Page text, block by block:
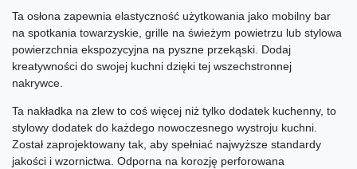
Ta osłona zapewnia elastyczność użytkowania jako mobilny bar
na spotkania towarzyskie, grille na świeżym powietrzu lub stylowa
powierzchnia ekspozycyjna na pyszne przekąski. Dodaj
kreatywności do swojej kuchni dzięki tej wszechstronnej
nakrywce.
Ta nakładka na zlew to coś więcej niż tylko dodatek kuchenny, to
stylowy dodatek do każdego nowoczesnego wystroju kuchni.
Został zaprojektowany tak, aby spełniać najwyższe standardy
jakości i wzornictwa. Odporna na korozję perforowana